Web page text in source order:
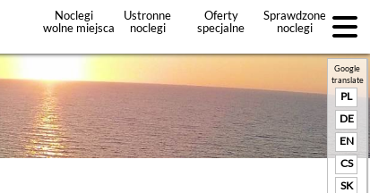
Noclegi
wolne miejsca
Ustronne
noclegi
Oferty
specjalne
Sprawdzone
noclegi
+Dodaj
Google
translate
PL
DE
EN
CS
SK